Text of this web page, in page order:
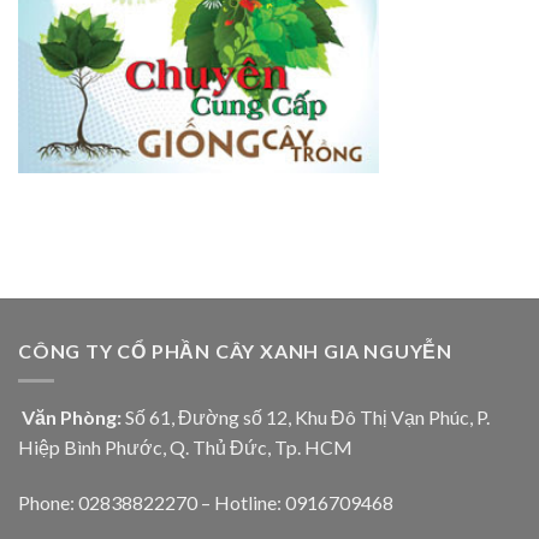
CÔNG TY CỔ PHẦN CÂY XANH GIA NGUYỄN
Văn Phòng: Số 61, Đường số 12, Khu Đô Thị Vạn Phúc, P.
Hiệp Bình Phước, Q. Thủ Đức, Tp. HCM
Phone: 02838822270 – Hotline: 0916709468